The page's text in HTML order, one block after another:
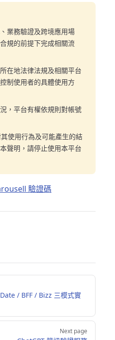
業務驗證及跨境應用場
規的前提下完成相關流
在地法律法規及相關平台
制使用者的具體使用方
，平台有權依規則對帳號
使用行為及可能產生的結
聲明，請停止使用本平台
驗證碼
/ BFF / Bizz 三模式實
Next page